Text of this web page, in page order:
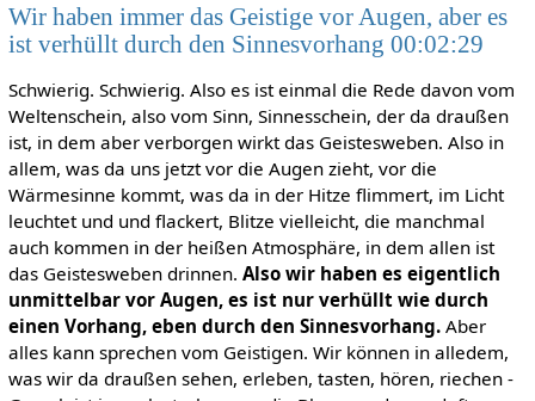
Wir haben immer das Geistige vor Augen, aber es
ist verhüllt durch den Sinnesvorhang 00:02:29
Schwierig. Schwierig. Also es ist einmal die Rede davon vom
Weltenschein, also vom Sinn, Sinnesschein, der da draußen
ist, in dem aber verborgen wirkt das Geistesweben. Also in
allem, was da uns jetzt vor die Augen zieht, vor die
Wärmesinne kommt, was da in der Hitze flimmert, im Licht
leuchtet und und flackert, Blitze vielleicht, die manchmal
auch kommen in der heißen Atmosphäre, in dem allen ist
das Geistesweben drinnen. Also wir haben es eigentlich
unmittelbar vor Augen, es ist nur verhüllt wie durch
einen Vorhang, eben durch den Sinnesvorhang.Aber
alles kann sprechen vom Geistigen. Wir können in alledem,
was wir da draußen sehen, erleben, tasten, hören, riechen -